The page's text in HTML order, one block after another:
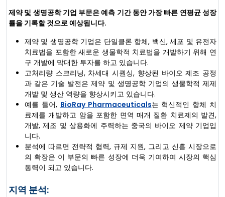
제약 및 생명공학 기업 부문은 예측 기간 동안 가장 빠른 연평균 성장
률을 기록할 것으로 예상됩니다.
제약 및 생명공학 기업은 단일클론 항체, 백신, 세포 및 유전자
치료법을 포함한 새로운 생물학적 치료법을 개발하기 위해 연
구 개발에 막대한 투자를 하고 있습니다.
고처리량 스크리닝, 차세대 시퀀싱, 향상된 바이오 제조 공정
과 같은 기술 발전은 제약 및 생명공학 기업의 생물학적 제제
개발 및 생산 역량을 향상시키고 있습니다.
예를 들어, BioRay Pharmaceuticals는 혁신적인 항체 치
료제를 개발하고 암을 포함한 면역 매개 질환 치료제의 발견,
개발, 제조 및 상용화에 주력하는 중국의 바이오 제약 기업입
니다.
분석에 따르면 전략적 협력, 규제 지원, 그리고 신흥 시장으로
의 확장은 이 부문의 빠른 성장에 더욱 기여하여 시장의 핵심
동력이 되고 있습니다.
지역 분석: